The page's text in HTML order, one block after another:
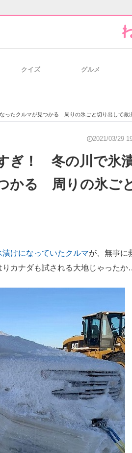
企業向けIT製品の総合サイト IT製
クイズ グルメ
ったクルマが見つかる 周りの氷ごと切り出して救
2021/03/29
ぎ！ 冬の川で氷
かる 周りの氷ご
漬けになっていたクルマが、無事に
カナダも試される大地じゃった